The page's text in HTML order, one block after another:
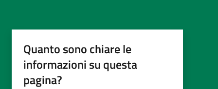
Quanto sono chiare le
informazioni su questa
pagina?